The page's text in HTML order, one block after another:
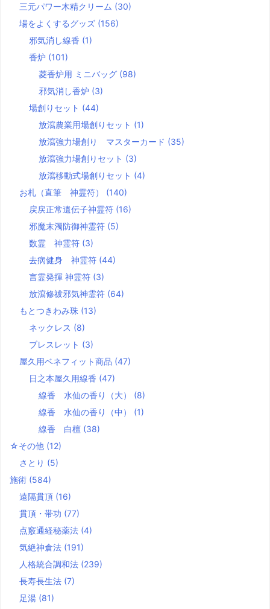
三元パワー木精クリーム (30)
場をよくするグッズ (156)
邪気消し線香 (1)
香炉 (101)
菱香炉用 ミニバッグ (98)
邪気消し香炉 (3)
場創りセット (44)
放瀉農業用場創りセット (1)
放瀉強力場創り マスターカード (35)
放瀉強力場創りセット (3)
放瀉移動式場創りセット (4)
お札（直筆 神霊符） (140)
戻戻正常遺伝子神霊符 (16)
邪魔末濁防御神霊符 (5)
数霊 神霊符 (3)
去病健身 神霊符 (44)
言霊発揮 神霊符 (3)
放瀉修祓邪気神霊符 (64)
もとつきわみ珠 (13)
ネックレス (8)
ブレスレット (3)
屋久用ベネフィット商品 (47)
日之本屋久用線香 (47)
線香 水仙の香り（大） (8)
線香 水仙の香り（中） (1)
線香 白檀 (38)
☆その他 (12)
さとり (5)
施術 (584)
遠隔貫頂 (16)
貫頂・帯功 (77)
点竅通経秘薬法 (4)
気絶神倉法 (191)
人格統合調和法 (239)
長寿長生法 (7)
足湯 (81)